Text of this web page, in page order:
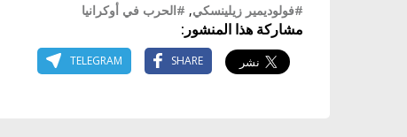
#فولوديمير زيلينسكي, #الحرب في أوكرانيا
مشاركة هذا المنشور:
SHARE
TELEGRAM